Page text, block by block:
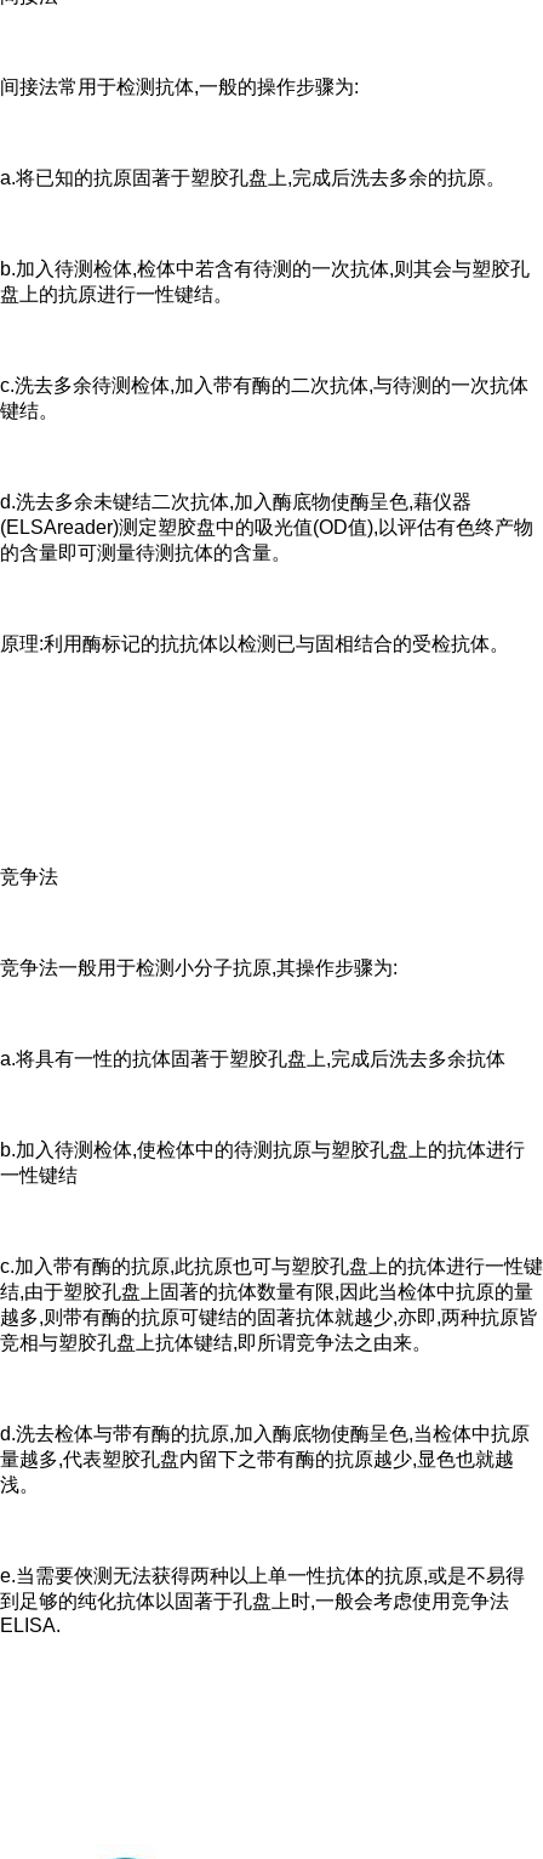
间接法常用于检测抗体,一般的操作步骤为:
a.将已知的抗原固著于塑胶孔盘上,完成后洗去多余的抗原。
b.加入待测检体,检体中若含有待测的一次抗体,则其会与塑胶孔
盘上的抗原进行一性键结。
c.洗去多余待测检体,加入带有酶的二次抗体,与待测的一次抗体
键结。
d.洗去多余未键结二次抗体,加入酶底物使酶呈色,藉仪器
(ELSAreader)测定塑胶盘中的吸光值(OD值),以评估有色终产物
的含量即可测量待测抗体的含量。
原理:利用酶标记的抗抗体以检测已与固相结合的受检抗体。
竞争法
竞争法一般用于检测小分子抗原,其操作步骤为:
a.将具有一性的抗体固著于塑胶孔盘上,完成后洗去多余抗体
b.加入待测检体,使检体中的待测抗原与塑胶孔盘上的抗体进行
一性键结
c.加入带有酶的抗原,此抗原也可与塑胶孔盘上的抗体进行一性键
结,由于塑胶孔盘上固著的抗体数量有限,因此当检体中抗原的量
越多,则带有酶的抗原可键结的固著抗体就越少,亦即,两种抗原皆
竞相与塑胶孔盘上抗体键结,即所谓竞争法之由来。
d.洗去检体与带有酶的抗原,加入酶底物使酶呈色,当检体中抗原
量越多,代表塑胶孔盘内留下之带有酶的抗原越少,显色也就越
浅。
e.当需要俠测无法获得两种以上单一性抗体的抗原,或是不易得
到足够的纯化抗体以固著于孔盘上时,一般会考虑使用竞争法
ELISA.